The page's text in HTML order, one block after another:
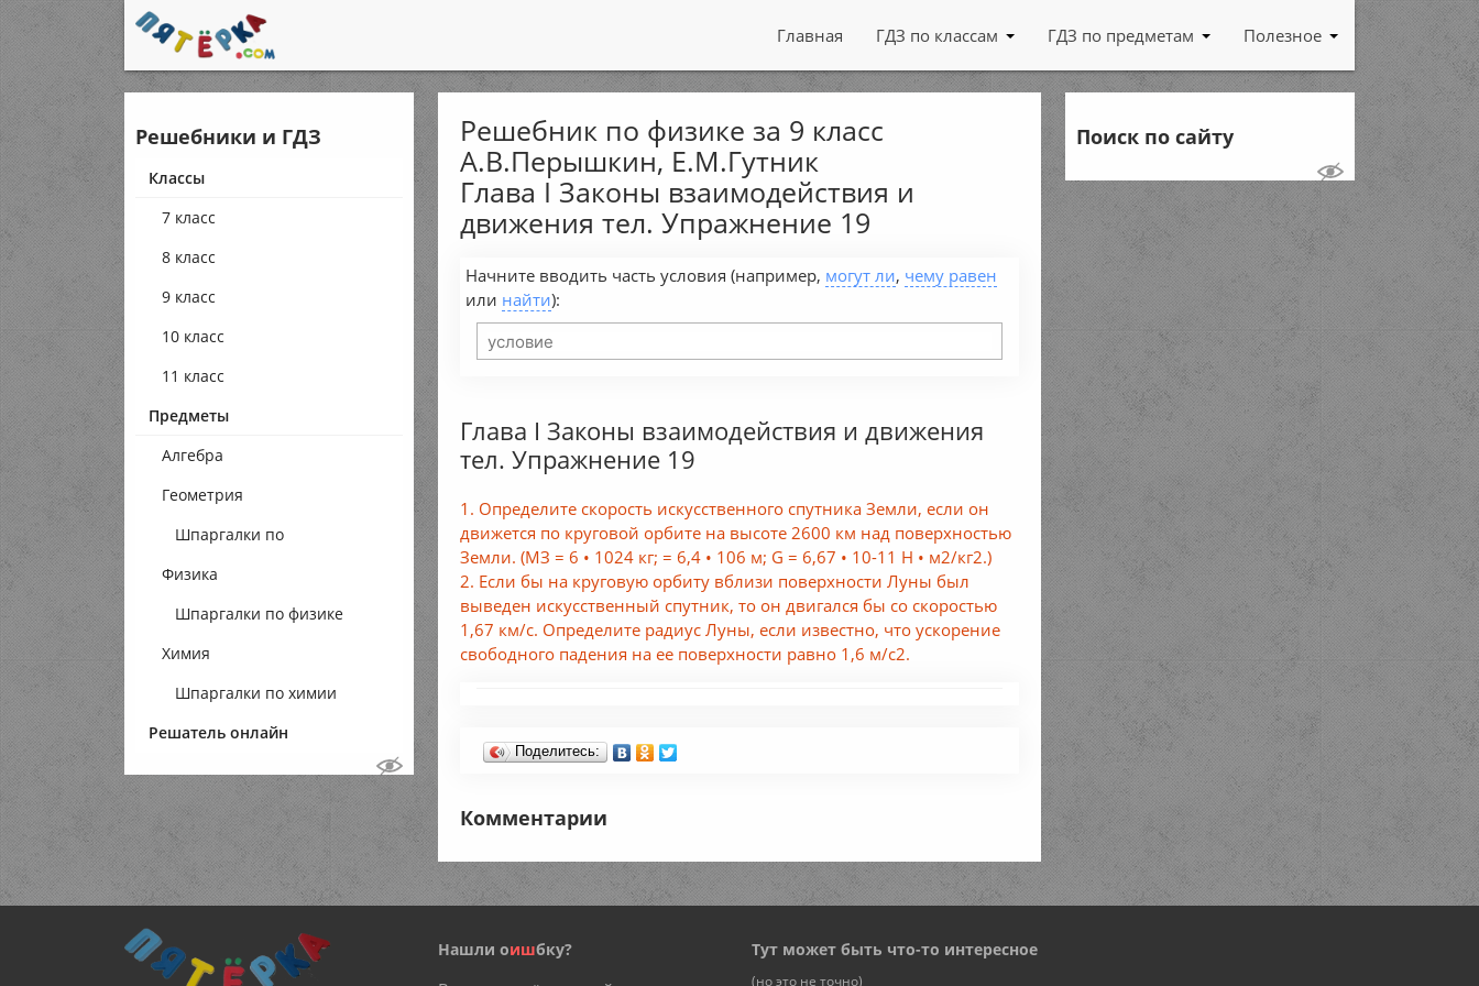
Главная ГДЗ по классам ГДЗ по предметам Полезное
Решебники и ГДЗ
Классы
7 класс
8 класс
9 класс
10 класс
11 класс
Предметы
Алгебра
Геометрия
Шпаргалки по
геометрии
Физика
Шпаргалки по физике
Химия
Шпаргалки по химии
Решатель онлайн
Решебник по физике за 9 класс
А.В.Перышкин, Е.М.Гутник
Глава I Законы взаимодействия и
движения тел. Упражнение 19
Начните вводить часть условия (например, могут ли, чему равен
или найти):
Глава I Законы взаимодействия и движения
тел. Упражнение 19
1. Определите скорость искусственного спутника Земли, если он
движется по круговой орбите на высоте 2600 км над поверхностью
Земли. (МЗ = 6 • 1024 кг; = 6,4 • 106 м; G = 6,67 • 10-11 Н • м2/кг2.)
2. Если бы на круговую орбиту вблизи поверхности Луны был
выведен искусственный спутник, то он двигался бы со скоростью
1,67 км/с. Определите радиус Луны, если известно, что ускорение
свободного падения на ее поверхности равно 1,6 м/с2.
Поделитесь:
Комментарии
Поиск по сайту
Нашли оишбку? Тут может быть что-то интересное
(но это не точно)